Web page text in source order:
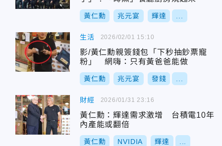
黃仁勳 兆元宴 輝達
生活
影/黃仁勳親簽錢包「下秒抽鈔票寵
粉」 網嗨：只有黃爸爸能做
黃仁勳 兆元宴 發錢
2026/02/01 15:10
財經
黃仁勳：輝達需求激增 台積電10年
內產能或翻倍
黃仁勳 NVIDIA 輝達
2026/01/31 23:16